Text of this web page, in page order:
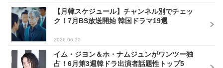
【月韓スケジュール】チャンネル別でチェッ
ク！7月BS放送開始 韓国ドラマ19選
2026.06.30
イム・ジヨン＆ホ・ナムジュンがワンツー独
占！6月第3週韓ドラ出演者話題性トップ5